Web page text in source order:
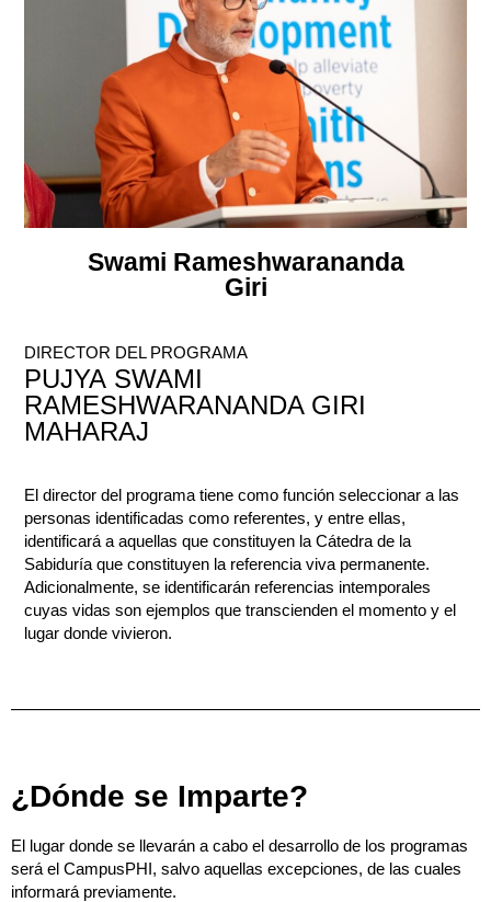
Swami Rameshwarananda
Giri
DIRECTOR DEL PROGRAMA
PUJYA SWAMI
RAMESHWARANANDA GIRI
MAHARAJ
El director del programa tiene como función seleccionar a las
personas identificadas como referentes, y entre ellas,
identificará a aquellas que constituyen la Cátedra de la
Sabiduría que constituyen la referencia viva permanente.
Adicionalmente, se identificarán referencias intemporales
cuyas vidas son ejemplos que transcienden el momento y el
lugar donde vivieron.
¿Dónde se Imparte?
El lugar donde se llevarán a cabo el desarrollo de los programas
será el CampusPHI, salvo aquellas excepciones, de las cuales
informará previamente.